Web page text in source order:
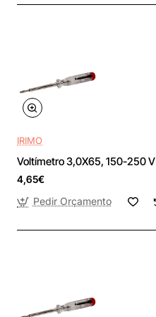
IRIMO
Voltímetro 3,0X65, 150-250 V
4,65€
Pedir Orçamento